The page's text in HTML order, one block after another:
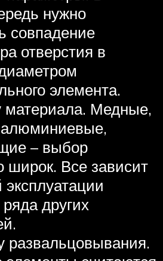
нужно
совпадение
отверстия в
элемента.
Медные,
– выбор
широк. Все зависит
эксплуатации
других
развальцовывания.